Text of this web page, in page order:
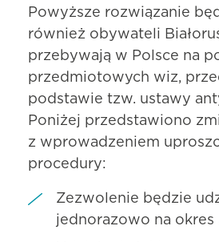
Powyższe rozwiązanie
również obywateli
przebywają w Polsce na
przedmiotowych wiz,
podstawie tzw. ustawy
Poniżej przedstawiono
z wprowadzeniem
procedury:
Zezwolenie będzie
jednorazowo na okres